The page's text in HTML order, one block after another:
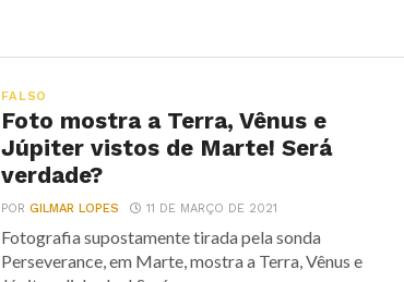
FALSO
Foto mostra a Terra, Vênus e
Júpiter vistos de Marte! Será
verdade?
PORGILMAR LOPES 11 DE MARÇO DE 2021
Fotografia supostamente tirada pela sonda
Perseverance, em Marte, mostra a Terra, Vênus e